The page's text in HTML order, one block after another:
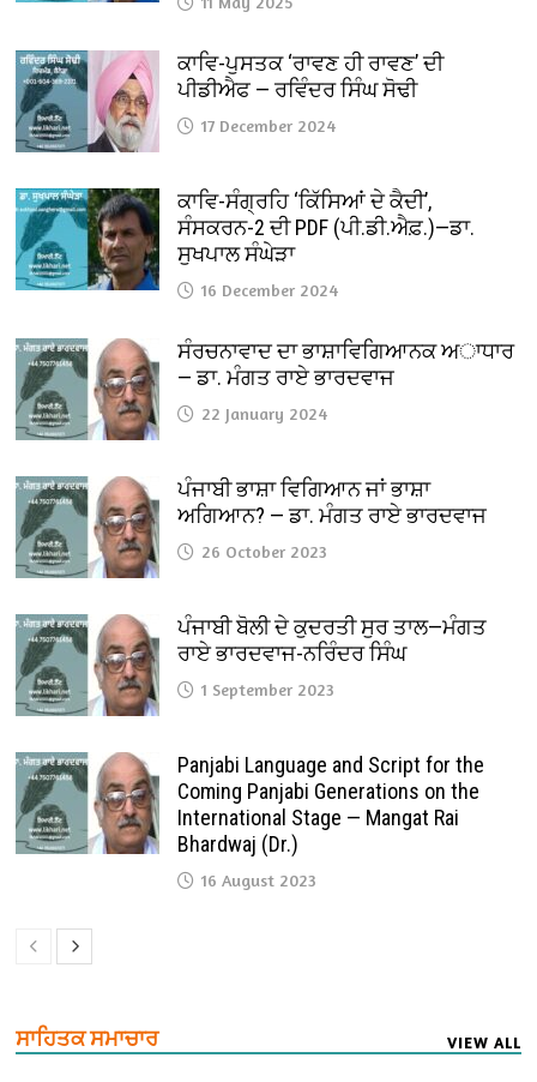
ਕਾਵਿ-ਪੁਸਤਕ ‘ਰਾਵਣ ਹੀ ਰਾਵਣ’ ਦੀ
ਪੀਡੀਐਫ — ਰਵਿੰਦਰ ਸਿੰਘ ਸੋਢੀ
17 December 2024
ਕਾਵਿ-ਸੰਗ੍ਰਹਿ ‘ਕਿੱਸਿਆਂ ਦੇ ਕੈਦੀ’,
ਸੰਸਕਰਨ-2 ਦੀ PDF (ਪੀ.ਡੀ.ਐਫ਼.)—ਡਾ.
ਸੁਖਪਾਲ ਸੰਘੇੜਾ
16 December 2024
ਸੰਰਚਨਾਵਾਦ ਦਾ ਭਾਸ਼ਾਵਿਗਿਆਨਕ ਅਾਧਾਰ
— ਡਾ. ਮੰਗਤ ਰਾਏ ਭਾਰਦਵਾਜ
22 January 2024
ਪੰਜਾਬੀ ਭਾਸ਼ਾ ਵਿਗਿਆਨ ਜਾਂ ਭਾਸ਼ਾ
ਅਗਿਆਨ? — ਡਾ. ਮੰਗਤ ਰਾਏ ਭਾਰਦਵਾਜ
26 October 2023
ਪੰਜਾਬੀ ਬੋਲੀ ਦੇ ਕੁਦਰਤੀ ਸੁਰ ਤਾਲ—ਮੰਗਤ
ਰਾਏ ਭਾਰਦਵਾਜ-ਨਰਿੰਦਰ ਸਿੰਘ
1 September 2023
Panjabi Language and Script for the
Coming Panjabi Generations on the
International Stage — Mangat Rai
Bhardwaj (Dr.)
16 August 2023
ਸਾਹਿਤਕ ਸਮਾਚਾਰ VIEW ALL